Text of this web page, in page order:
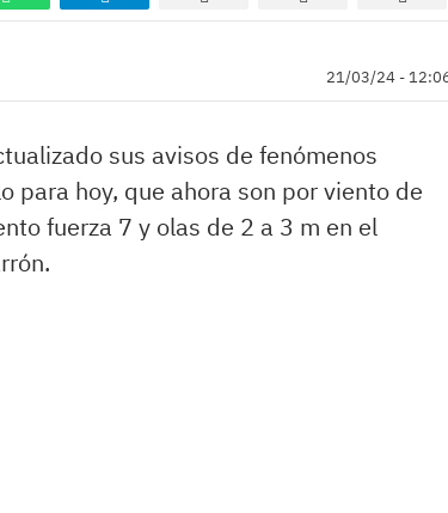
21/03/24 -
sus avisos de fenómenos
para hoy, que ahora son por viento de
fuerza 7 y olas de 2 a 3 m en el